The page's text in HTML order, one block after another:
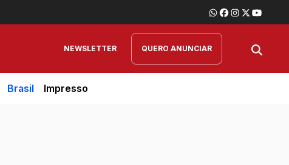
NEWSLETTER QUERO ANUNCIAR
Brasil Impresso